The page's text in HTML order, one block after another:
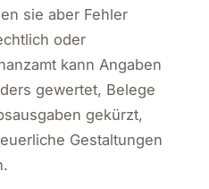
sie aber Fehler
oder
kann Angaben
gewertet, Belege
gekürzt,
Gestaltungen